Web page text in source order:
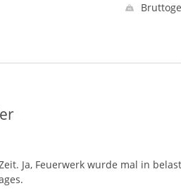
Ja, Feuerwerk wurde mal in